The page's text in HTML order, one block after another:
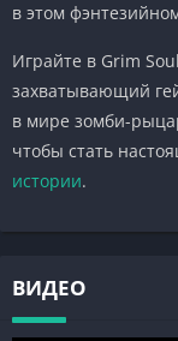
в этом
Играйте в Grim
захватывающий
в мире зомби-
чтобы стать
истории.
ВИДЕО